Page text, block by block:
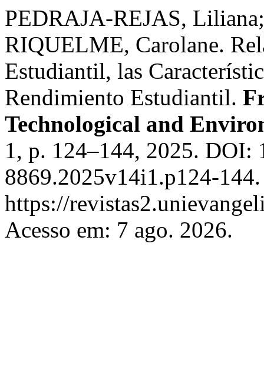
PEDRAJA-REJAS,
RIQUELME, Carolane.
Estudiantil, las
Rendimiento Estudiantil.
Technological and
1, p. 124–144, 2025. DOI:
8869.2025v14i1.p124-
https://
Acesso em: 7 ago. 2026.